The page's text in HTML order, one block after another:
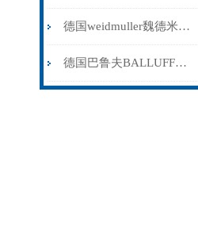
德国weidmuller魏德米勒继电器应用范围
德国巴鲁夫BALLUFF传感器的主要应用和注意事项